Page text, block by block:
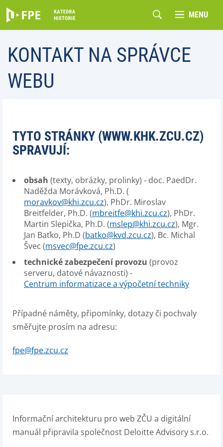
MENU
KONTAKT NA SPRÁVCE
WEBU
TYTO STRÁNKY (WWW.KHK.ZCU.CZ)
SPRAVUJÍ:
obsah (texty, obrázky, prolinky) - doc. PaedDr.
Naděžda Morávková, Ph.D. (
moravkov@khi.zcu.cz), PhDr. Miroslav
Breitfelder, Ph.D. (mbreitfe@khi.zcu.cz), PhDr.
Martin Slepička, Ph.D. (mslep@khi.zcu.cz), Mgr.
Jan Baťko, Ph.D (batko@kvd.zcu.cz), Bc. Michal
Švec (msvec@fpe.zcu.cz)
technické zabezpečení provozu (provoz
serveru, datové návaznosti) -
Centrum informatizace a výpočetní techniky
Případné náměty, připomínky, dotazy či pochvaly
směřujte prosím na adresu:
fpe@fpe.zcu.cz
Informační architekturu pro web ZČU a digitální
manuál připravila společnost Deloitte Advisory s.r.o.